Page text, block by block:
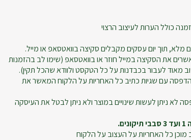
כולל הערות לעיצוב הרצוי
מלא, תוך יום עסקים מקבלים סקיצה בוואטסאפ או מייל.
את הסקיצה במייל חוזר או בוואטסאפ (שימו לב בהזמנות
מאוד לעבור בכבדנות על כל הטקסט ולוודא שהכל תקין).
עם שגיות כתיב כל האחריות על הלקוח המאשר את
לא ניתן לעשות שינויים במוצר ולא ניתן לבטל את העיסקה
כל האחריות על העצוב על הלקוח